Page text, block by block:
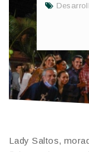
Lady Saltos,